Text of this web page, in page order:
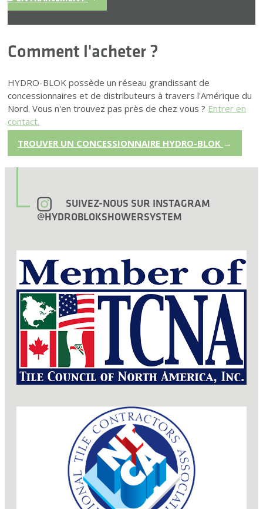
Comment l'acheter ?
HYDRO-BLOK possède un réseau grandissant de
concessionnaires et de distributeurs à travers l'Amérique du
Nord. Vous n'en trouvez pas près de chez vous ? Entrer en
contact.
TROUVER UN CONCESSIONNAIRE HYDRO-BLOK →
SUIVEZ-NOUS SUR INSTAGRAM
@HYDROBLOKSHOWERSYSTEM